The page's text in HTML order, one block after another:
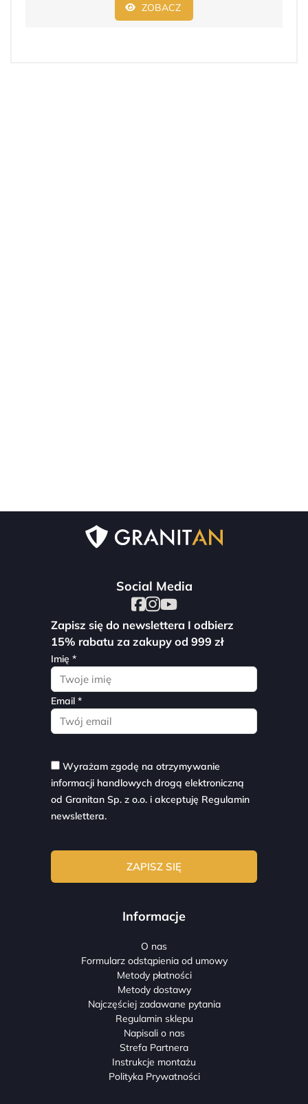
ZOBACZ
Social Media
Zapisz się do newslettera I odbierz
15% rabatu za zakupy od 999 zł
Imię *
Email *
Wyrażam zgodę na otrzymywanie
informacji handlowych drogą elektroniczną
od Granitan Sp. z o.o. i akceptuję Regulamin
newslettera.
Informacje
O nas
Formularz odstąpienia od umowy
Metody płatności
Metody dostawy
Najczęściej zadawane pytania
Regulamin sklepu
Napisali o nas
Strefa Partnera
Instrukcje montażu
Polityka Prywatności